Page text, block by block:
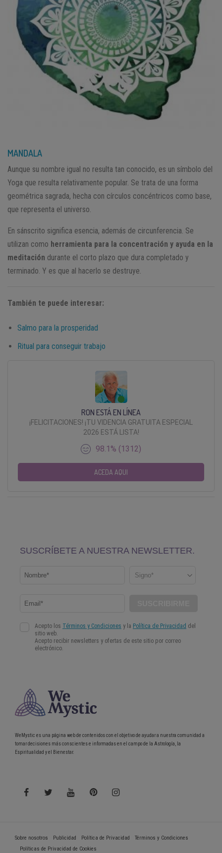
MANDALA
Aunque su nombre igual no resulta tan conocido, es un símbolo del
Yoga que resulta relativamente popular. Se trata de una forma
geométrica sagrada, hecha con círculos concéntricos como base,
que representa el universo.
En sánscrito significa esencia, además de circunferencia. Se
utilizan como herramienta para la concentración y ayuda en la
meditación durante el corto plazo que dura completado y
terminado. Y es que al hacerlo se destruye.
También te puede interesar:
Salmo para la prosperidad
Ritual para conseguir trabajo
RON ESTÁ EN LÍNEA
¡FELICITACIONES! ¡TU VIDENCIA GRATUITA ESPECIAL
2026 ESTÁ LISTA!
98.1% (1312)
ACEDA AQUI
WeMystic es una página web de contenidos con el objetivo de ayudar a nuestra comunidad a
tomar decisiones más conscientes e informadas en el campo de la Astrología, la
Espiritualidad y el Bienestar.
Sobre nosotros Publicidad Política de Privacidad
Términos y Condiciones
Políticas de Privacidad de Cookies